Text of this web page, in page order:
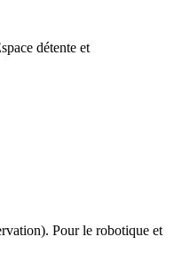
détente et
Pour le robotique et